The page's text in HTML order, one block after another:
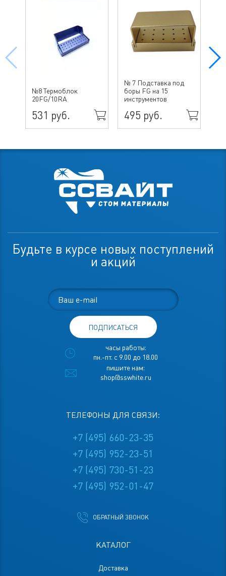
№8 Термоблок
20FG/10RA
531 руб.
№ 7 Подставка под
боры FG на 15
инструментов
495 руб.
КАТАЛОГ
Доставка
Будьте в курсе новых поступлений
и акций
ПОДПИСАТЬСЯ
часы работы:
пн.-пт. с 9.00 до 18.00
пишите нам:
shop@sswhite.ru
ТЕЛЕФОНЫ ДЛЯ СВЯЗИ:
+7 (495) 660-23-35
+7 (495) 952-23-51
+7 (495) 730-51-23
+7 (495) 952-01-47
ОБРАТНЫЙ ЗВОНОК